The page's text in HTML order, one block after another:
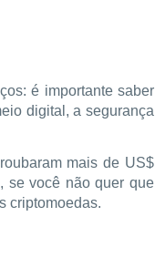
é importante saber
digital, a segurança
mais de US$
se você não quer que
criptomoedas.